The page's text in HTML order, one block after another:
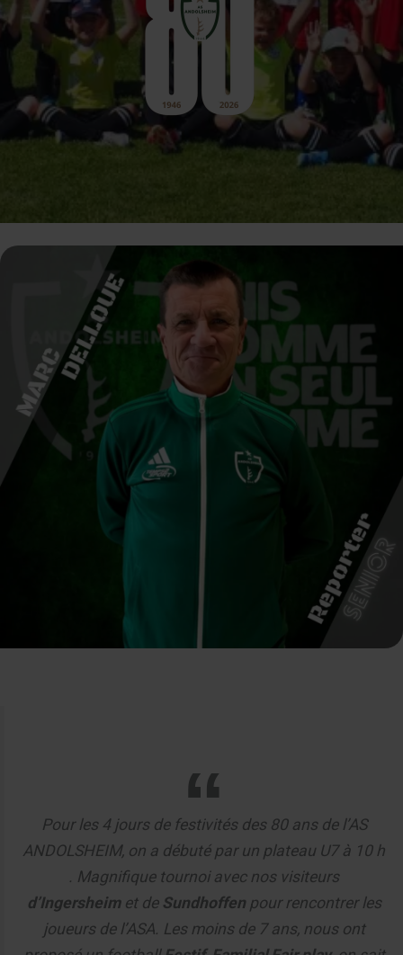
Pour les 4 jours de festivités des 80 ans de l’AS
ANDOLSHEIM, on a débuté par un plateau U7 à 10 h
. Magnifique tournoi avec nos visiteurs
d’Ingersheimet de Sundhoffenpour rencontrer les
joueurs de l’ASA. Les moins de 7 ans, nous ont